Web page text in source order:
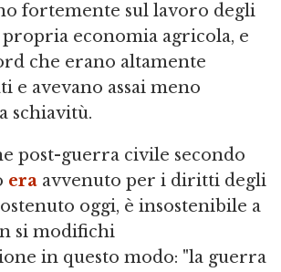
fortemente sul lavoro degli
economia agricola, e
che erano altamente
e avevano assai meno
schiavitù.
post-guerra civile secondo
era avvenuto per i diritti degli
oggi, è insostenibile a
si modifichi
in questo modo: "la guerra